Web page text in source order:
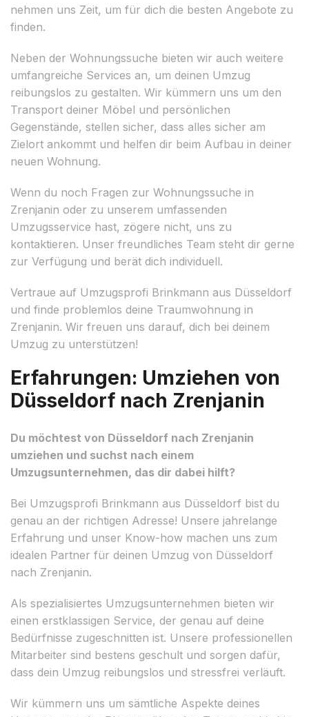
nehmen uns Zeit, um für dich die besten Angebote zu
finden.
Neben der Wohnungssuche bieten wir auch weitere
umfangreiche Services an, um deinen Umzug
reibungslos zu gestalten. Wir kümmern uns um den
Transport deiner Möbel und persönlichen
Gegenstände, stellen sicher, dass alles sicher am
Zielort ankommt und helfen dir beim Aufbau in deiner
neuen Wohnung.
Wenn du noch Fragen zur Wohnungssuche in
Zrenjanin oder zu unserem umfassenden
Umzugsservice hast, zögere nicht, uns zu
kontaktieren. Unser freundliches Team steht dir gerne
zur Verfügung und berät dich individuell.
Vertraue auf Umzugsprofi Brinkmann aus Düsseldorf
und finde problemlos deine Traumwohnung in
Zrenjanin. Wir freuen uns darauf, dich bei deinem
Umzug zu unterstützen!
Erfahrungen: Umziehen von
Düsseldorf nach Zrenjanin
Du möchtest von Düsseldorf nach Zrenjanin
umziehen und suchst nach einem
Umzugsunternehmen, das dir dabei hilft?
Bei Umzugsprofi Brinkmann aus Düsseldorf bist du
genau an der richtigen Adresse! Unsere jahrelange
Erfahrung und unser Know-how machen uns zum
idealen Partner für deinen Umzug von Düsseldorf
nach Zrenjanin.
Als spezialisiertes Umzugsunternehmen bieten wir
einen erstklassigen Service, der genau auf deine
Bedürfnisse zugeschnitten ist. Unsere professionellen
Mitarbeiter sind bestens geschult und sorgen dafür,
dass dein Umzug reibungslos und stressfrei verläuft.
Wir kümmern uns um sämtliche Aspekte deines